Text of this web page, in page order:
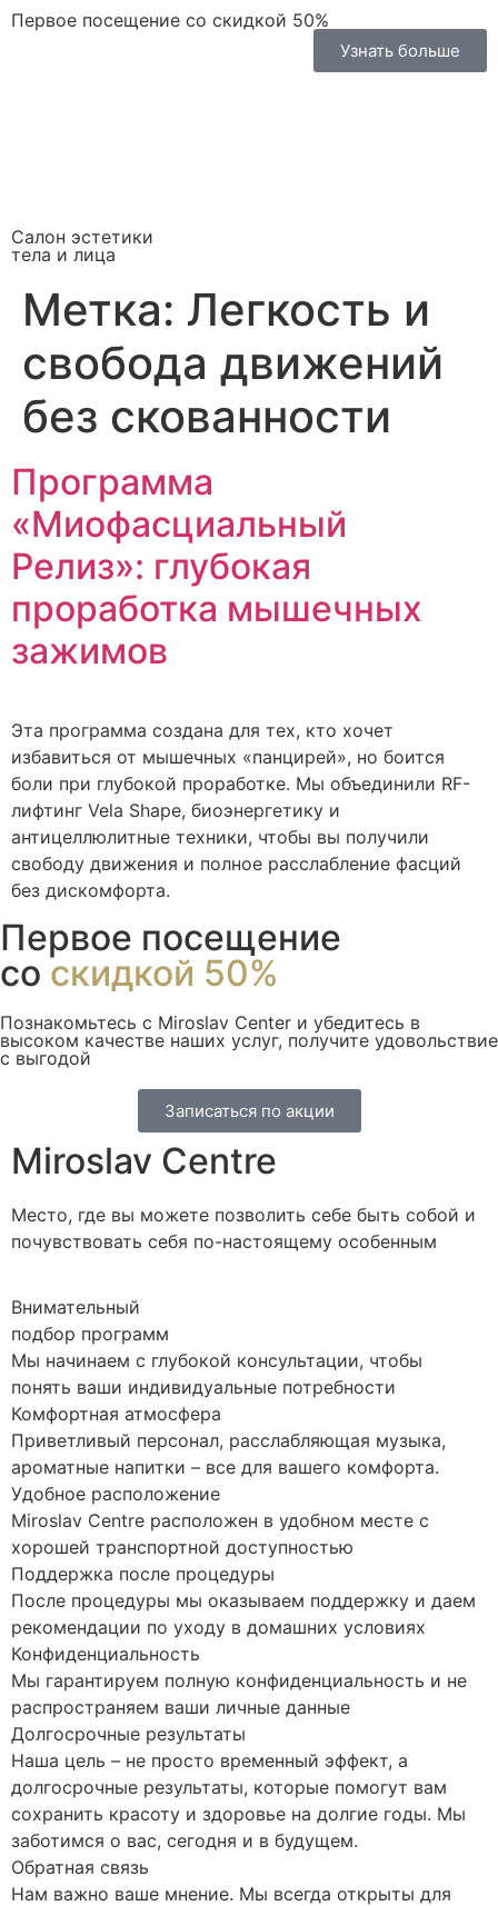
Первое посещение со скидкой 50%
Узнать больше
Салон эстетики
тела и лица
Метка: Легкость и
свобода движений
без скованности
Программа
«Миофасциальный
Релиз»: глубокая
проработка мышечных
зажимов
Эта программа создана для тех, кто хочет
избавиться от мышечных «панцирей», но боится
боли при глубокой проработке. Мы объединили RF-
лифтинг Vela Shape, биоэнергетику и
антицеллюлитные техники, чтобы вы получили
свободу движения и полное расслабление фасций
без дискомфорта.
Первое посещение
со скидкой 50%
Познакомьтесь с Miroslav Сenter и убедитесь в
высоком качестве наших услуг, получите удовольствие
с выгодой
Записаться по акции
Miroslav Centre
Место, где вы можете позволить себе быть собой и
почувствовать себя по-настоящему особенным
Внимательный
подбор программ
Мы начинаем с глубокой консультации, чтобы
понять ваши индивидуальные потребности
Комфортная атмосфера
Приветливый персонал, расслабляющая музыка,
ароматные напитки – все для вашего комфорта.
Удобное расположение
Miroslav Centre расположен в удобном месте с
хорошей транспортной доступностью
Поддержка после процедуры
После процедуры мы оказываем поддержку и даем
рекомендации по уходу в домашних условиях
Конфиденциальность
Мы гарантируем полную конфиденциальность и не
распространяем ваши личные данные
Долгосрочные результаты
Наша цель – не просто временный эффект, а
долгосрочные результаты, которые помогут вам
сохранить красоту и здоровье на долгие годы. Мы
заботимся о вас, сегодня и в будущем.
Обратная связь
Нам важно ваше мнение. Мы всегда открыты для